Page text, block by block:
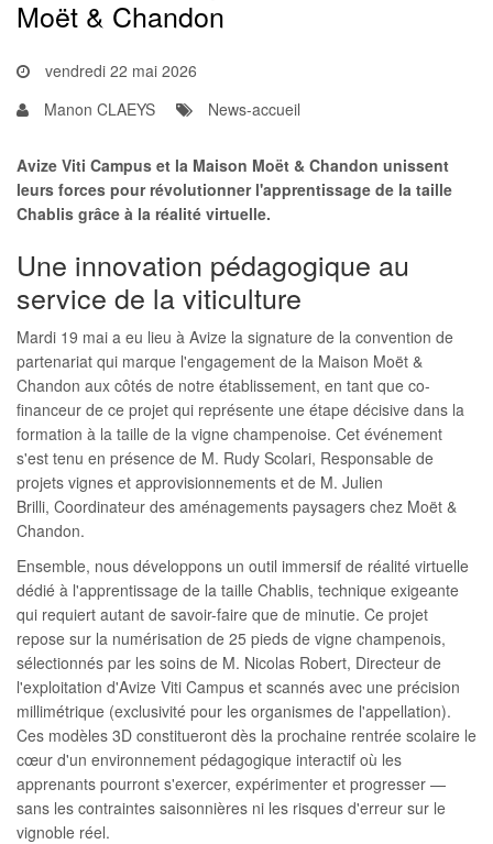
Moët & Chandon
vendredi 22 mai 2026
Manon CLAEYS
News-accueil
Avize Viti Campus et la Maison Moët & Chandon unissent
leurs forces pour révolutionner l'apprentissage de la taille
Chablis grâce à la réalité virtuelle.
Une innovation pédagogique au
service de la viticulture
Mardi 19 mai a eu lieu à Avize la signature de la convention de
partenariat qui marque l'engagement de la Maison Moët &
Chandon aux côtés de notre établissement, en tant que co-
financeur de ce projet qui représente une étape décisive dans la
formation à la taille de la vigne champenoise. Cet événement
s'est tenu en présence de M. Rudy Scolari, Responsable de
projets vignes et approvisionnements et de M. Julien
Brilli, Coordinateur des aménagements paysagers chez Moët &
Chandon.
Ensemble, nous développons un outil immersif de réalité virtuelle
dédié à l'apprentissage de la taille Chablis, technique exigeante
qui requiert autant de savoir-faire que de minutie. Ce projet
repose sur la numérisation de 25 pieds de vigne champenois,
sélectionnés par les soins de M. Nicolas Robert, Directeur de
l'exploitation d'Avize Viti Campus et scannés avec une précision
millimétrique (exclusivité pour les organismes de l'appellation).
Ces modèles 3D constitueront dès la prochaine rentrée scolaire le
cœur d'un environnement pédagogique interactif où les
apprenants pourront s'exercer, expérimenter et progresser —
sans les contraintes saisonnières ni les risques d'erreur sur le
vignoble réel.